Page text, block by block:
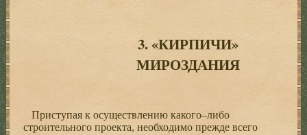
3. «КИРПИЧИ»
МИРОЗДАНИЯ
Приступая к осуществлению какого–либо
строительного проекта, необходимо прежде всего